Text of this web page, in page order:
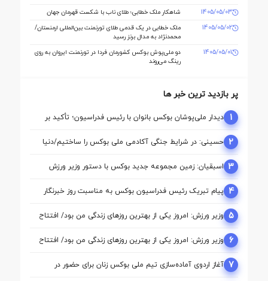
1405/05/03
شاهکار ملک‌ خطابی؛ طلای ناب با شکست قهرمان جهان
1405/05/02
ملک‌ خطابی در یک قدمی طلای تورنمنت بین‌المللی ارمنستان/
محمدنژاد به مدال برنز رسید
1405/05/01
دو ملی‌پوش بوکس کشورمان فردا در تورنمنت ایروان به روی
رینگ می‌روند
پر بازدید ترین خبر ها
1
دیدار ملی‌پوشان بوکس بانوان با رئیس فدراسیون؛ تأکید بر
حمایت از مسیر آماده‌ سازی برای بازی‌های آسیایی ناگویا
2 حسینی: در شرایط جنگی آکادمی ملی بوکس را ساختیم/دنیا
مالی واقعا نگاه حمایتی از بوکس دارد
3 اسبقیان: زمین مجموعه جدید بوکس با دستور وزیر ورزش
تأمین شد
4 پیام تبریک رئیس فدراسیون بوکس به مناسبت روز خبرنگار
5 وزیر ورزش: امروز یکی از بهترین روزهای زندگی من بود/ افتتاح
آکادمی نقطه آغاز تحول بوکس است
6 وزیر ورزش: امروز یکی از بهترین روزهای زندگی من بود/ افتتاح
آکادمی نقطه آغاز تحول بوکس است
7 آغاز اردوی آماده‌سازی تیم ملی بوکس زنان برای حضور در
بازی‌های آسیایی ناگویا